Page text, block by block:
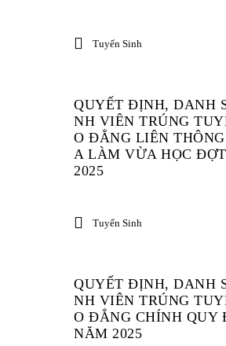
Tuyển Sinh
QUYẾT ĐỊNH, DANH
NH VIÊN TRÚNG
O ĐẲNG LIÊN
A LÀM VỪA HỌC
2025
Tuyển Sinh
QUYẾT ĐỊNH, DANH
NH VIÊN TRÚNG
O ĐẲNG CHÍNH QUY
NĂM 2025